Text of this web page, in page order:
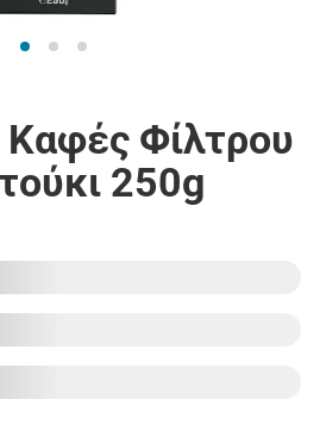
Καφές Φίλτρου
250g